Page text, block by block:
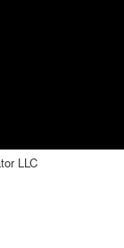
LLC